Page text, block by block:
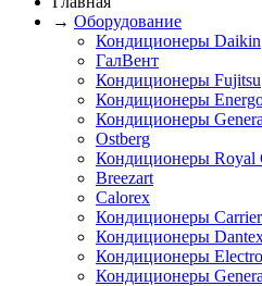
→ Оборудование
Кондиционеры Daikin
ГалВент
Кондиционеры Fujitsu
Кондиционеры
Кондиционеры
Ostberg
Кондиционеры Royal
Breezart
Calorex
Кондиционеры Carrier
Кондиционеры
Кондиционеры
Кондиционеры